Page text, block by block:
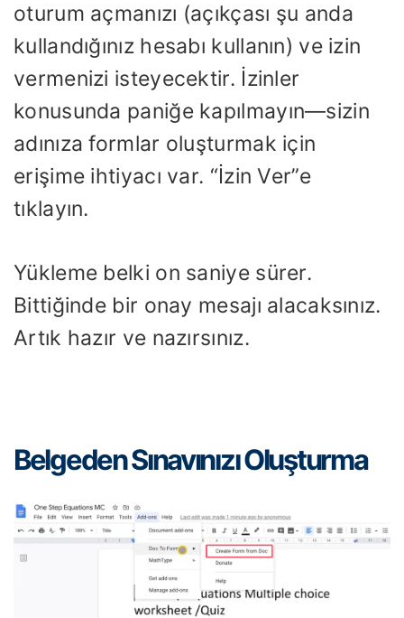
oturum açmanızı (açıkçası şu anda
kullandığınız hesabı kullanın) ve izin
vermenizi isteyecektir. İzinler
konusunda paniğe kapılmayın—sizin
adınıza formlar oluşturmak için
erişime ihtiyacı var. “İzin Ver”e
tıklayın.
Yükleme belki on saniye sürer.
Bittiğinde bir onay mesajı alacaksınız.
Artık hazır ve nazırsınız.
Belgeden Sınavınızı Oluşturma